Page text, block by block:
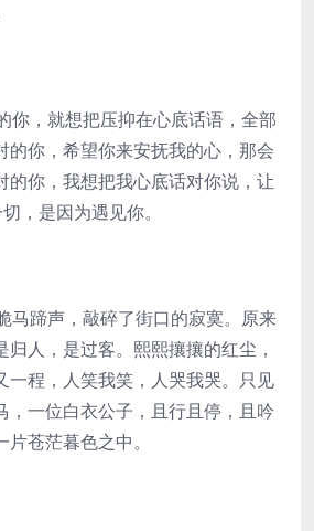
你，就想把压抑在心底话语，全部
的你，希望你来安抚我的心，那会
的你，我想把我心底话对你说，让
，是因为遇见你。
马蹄声，敲碎了街口的寂寞。原来
归人，是过客。熙熙攘攘的红尘，
一程，人笑我笑，人哭我哭。只见
，一位白衣公子，且行且停，且吟
苍茫暮色之中。